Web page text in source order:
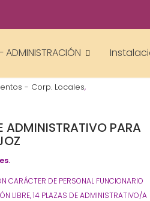
ADMINISTRACIÓN
- Corp. Locales,
ADMINISTRATIVO PARA
CARÁCTER DE PERSONAL FUNCIONARIO
LIBRE, 14 PLAZAS DE ADMINISTRATIVO/A